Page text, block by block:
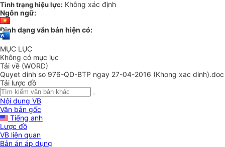
Tình trạng hiệu lực: Không xác định
Ngôn ngữ:
Định dạng văn bản hiện có:
MỤC LỤC
Không có mục lục
Tải về (WORD)
Quyet dinh so 976-QD-BTP ngay 27-04-2016 (Khong xac dinh).doc
Tải lược đồ
Nội dung VB
Văn bản gốc
Tiếng anh
Lược đồ
VB liên quan
Bản án áp dụng